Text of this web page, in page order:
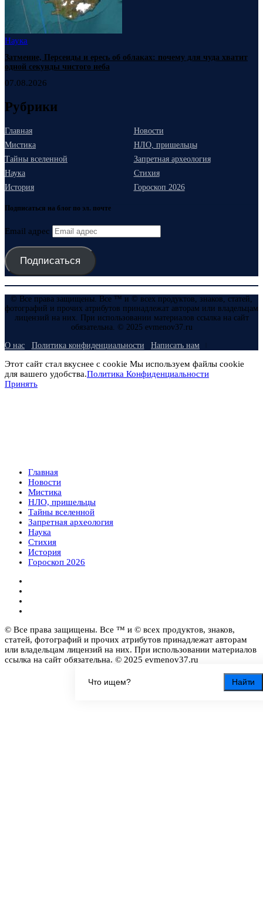
Найти
Наука
Затмение, Персеиды и ересь об облаках: почему для чуда хватит
одной секунды чистого неба
07.08.2026
Рубрики
Главная
Новости
Мистика
НЛО, пришельцы
Тайны вселенной
Запретная археология
Наука
Стихия
История
Гороскоп 2026
Подписаться на блог по эл. почте
Email адрес
Подписаться
© Все права защищены. Все ™ и © всех продуктов, знаков, статей,
фотографий и прочих атрибутов принадлежат авторам или владельцам
лицензий на них. При использовании материалов ссылка на сайт
обязательна. © 2025 evmenov37.ru
О нас Политика конфиденциальности Написать нам
Этот сайт стал вкуснее с cookie Мы используем файлы cookie
для вашего удобства.Политика Конфиденциальности
Принять
Главная
Новости
Мистика
НЛО, пришельцы
Тайны вселенной
Запретная археология
Наука
Стихия
История
Гороскоп 2026
© Все права защищены. Все ™ и © всех продуктов, знаков,
статей, фотографий и прочих атрибутов принадлежат авторам
или владельцам лицензий на них. При использовании материалов
ссылка на сайт обязательна. © 2025 evmenov37.ru